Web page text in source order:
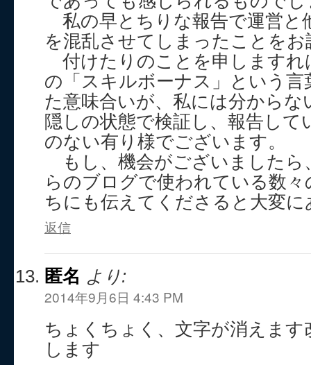
私の早とちりな報告で運営と
を混乱させてしまったことを
付けたりのことを申しますれ
の「スキルボーナス」という言
た意味合いが、私には分から
隠しの状態で検証し、報告して
のない有り様でございます。
もし、機会がございましたら
らのブログで使われている数
ちにも伝えてくださると大変
返信
匿名 より:
2014年9月6日 4:43 PM
ちょくちょく、文字が消えま
します